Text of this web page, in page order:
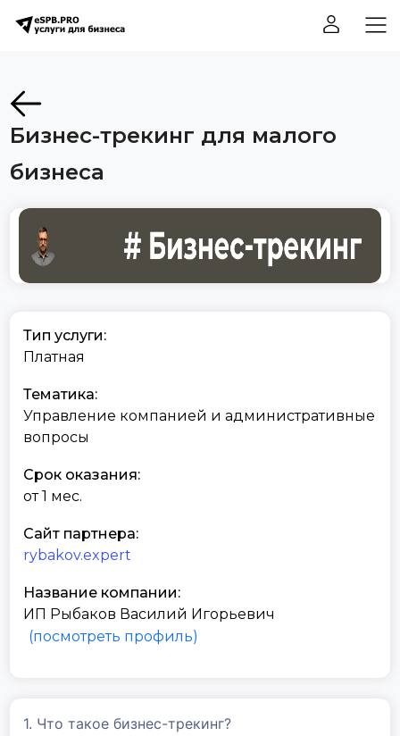
Бизнес-трекинг для малого
бизнеса
Тип услуги:
Платная
Тематика:
Управление компанией и административные
вопросы
Срок оказания:
от 1 мес.
Сайт партнера:
rybakov.expert
Название компании:
ИП Рыбаков Василий Игорьевич
(посмотреть профиль)
1. Что такое бизнес-трекинг?